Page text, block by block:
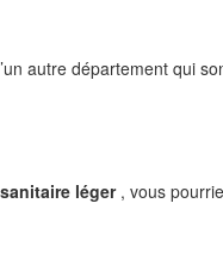
autre département qui
léger , vous